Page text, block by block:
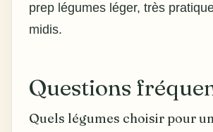
prep légumes léger, très
midis.
Questions
Quels légumes choisir pour